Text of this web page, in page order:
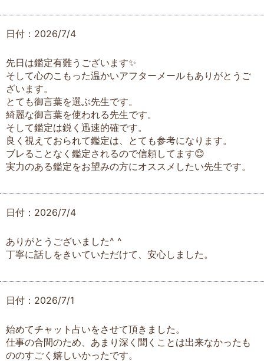
日付：2026/7/4
先日は鑑定有難うございます✨
そして心のこもった温かいアフターメールもありがとうご
ざいます。
とても御言葉を選ぶ先生です。
綺麗な御言葉を使われる先生です。
そして鑑定は鋭く迅速的確です。
良く視えておられて鑑定は、とても参考になります。
ブレることなく鑑定されるので信頼してます😊
実力のある鑑定をお望みの方にオススメしたい先生です。
日付：2026/7/4
ありがとうございました^ ^
丁寧に話しをきいていただけて、安心しました。
日付：2026/7/1
始めてチャット占いをさせて頂きました。
仕事の合間のため、あまり深く聞くことは出来なかったも
ののすごく嬉しいかったです。